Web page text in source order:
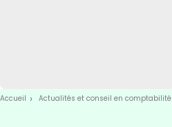
Accueil Actualités et conseil en comptabilité